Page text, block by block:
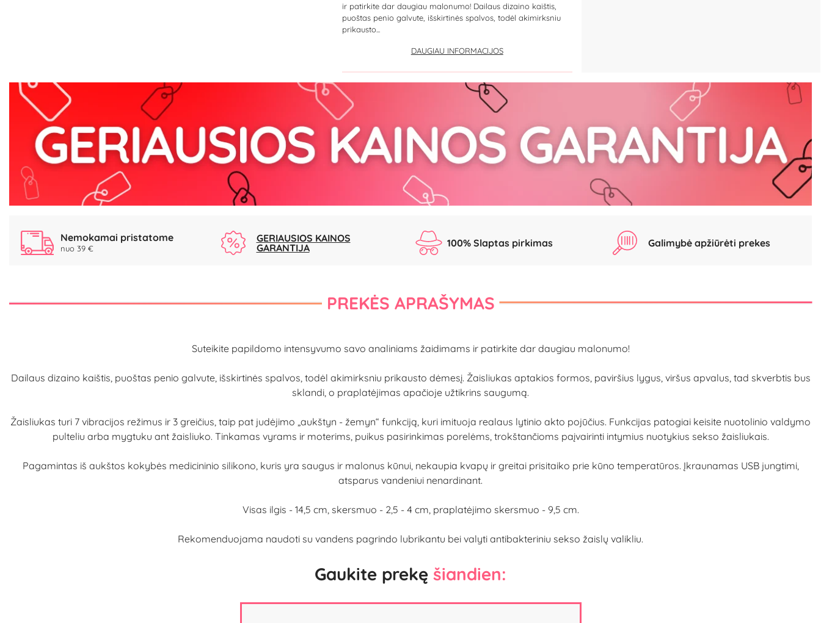
ir patirkite dar daugiau malonumo! Dailaus dizaino kaištis,
puoštas penio galvute, išskirtinės spalvos, todėl akimirksniu
prikausto...
DAUGIAU INFORMACIJOS
Nemokamai pristatome
nuo 39 €
GERIAUSIOS KAINOS
GARANTIJA
100% Slaptas pirkimas Galimybė apžiūrėti prekes
PREKĖS APRAŠYMAS
Suteikite papildomo intensyvumo savo analiniams žaidimams ir patirkite dar daugiau malonumo!
Dailaus dizaino kaištis, puoštas penio galvute, išskirtinės spalvos, todėl akimirksniu prikausto dėmesį. Žaisliukas aptakios formos, paviršius lygus, viršus apvalus, tad skverbtis bus
sklandi, o praplatėjimas apačioje užtikrins saugumą.
Žaisliukas turi 7 vibracijos režimus ir 3 greičius, taip pat judėjimo „aukštyn - žemyn“ funkciją, kuri imituoja realaus lytinio akto pojūčius. Funkcijas patogiai keisite nuotolinio valdymo
pulteliu arba mygtuku ant žaisliuko. Tinkamas vyrams ir moterims, puikus pasirinkimas porelėms, trokštančioms paįvairinti intymius nuotykius sekso žaisliukais.
Pagamintas iš aukštos kokybės medicininio silikono, kuris yra saugus ir malonus kūnui, nekaupia kvapų ir greitai prisitaiko prie kūno temperatūros. Įkraunamas USB jungtimi,
atsparus vandeniui nenardinant.
Visas ilgis - 14,5 cm, skersmuo - 2,5 - 4 cm, praplatėjimo skersmuo - 9,5 cm.
Rekomenduojama naudoti su vandens pagrindo lubrikantu bei valyti antibakteriniu sekso žaislų valikliu.
Gaukite prekę šiandien: